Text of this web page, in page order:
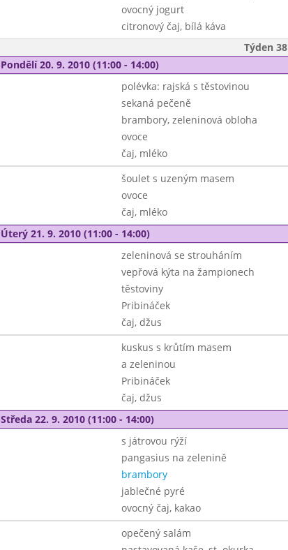
ovocný jogurt
citronový čaj, bílá káva
Týden 38
Pondělí 20. 9. 2010 (11:00 - 14:00)
polévka: rajská s těstovinou
sekaná pečeně
brambory, zeleninová obloha
ovoce
čaj, mléko
šoulet s uzeným masem
ovoce
čaj, mléko
Úterý 21. 9. 2010 (11:00 - 14:00)
zeleninová se strouháním
vepřová kýta na žampionech
těstoviny
Pribináček
čaj, džus
kuskus s krůtím masem
a zeleninou
Pribináček
čaj, džus
Středa 22. 9. 2010 (11:00 - 14:00)
s játrovou rýží
pangasius na zelenině
brambory
jablečné pyré
ovocný čaj, kakao
opečený salám